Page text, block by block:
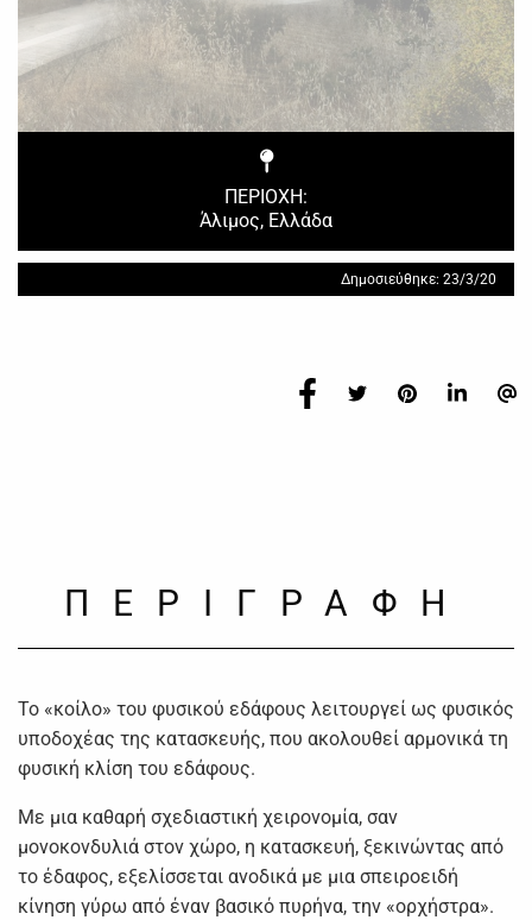
ΠΕΡΙΟΧΗ:
Άλιμος, Ελλάδα
Δημοσιεύθηκε: 23/3/20
ΠΕΡΙΓΡΑΦΗ
Το «κοίλο» του φυσικού εδάφους λειτουργεί ως φυσικός
υποδοχέας της κατασκευής, που ακολουθεί αρμονικά τη
φυσική κλίση του εδάφους.
Με μια καθαρή σχεδιαστική χειρονομία, σαν
μονοκονδυλιά στον χώρο, η κατασκευή, ξεκινώντας από
το έδαφος, εξελίσσεται ανοδικά με μια σπειροειδή
κίνηση γύρω από έναν βασικό πυρήνα, την «ορχήστρα».